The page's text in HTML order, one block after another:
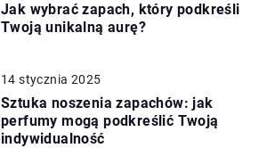
Jak wybrać zapach, który podkreśli
Twoją unikalną aurę?
14 stycznia 2025
Sztuka noszenia zapachów: jak
perfumy mogą podkreślić Twoją
indywidualność